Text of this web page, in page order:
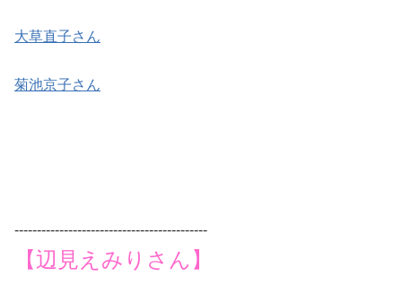
大草直子さん
菊池京子さん
-------------------------------------------
【辺見えみりさん】